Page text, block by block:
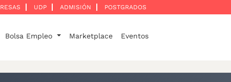
UDP ADMISIÓN POSTGRADOS
Bolsa Empleo Marketplace Eventos